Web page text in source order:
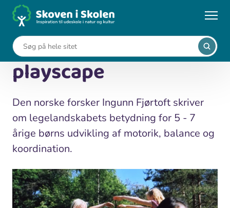
... Viden om udeskole Landscape as playscape
Landscape as
playscape
Den norske forsker Ingunn Fjørtoft skriver
om legelandskabets betydning for 5 - 7
årige børns udvikling af motorik, balance og
koordination.